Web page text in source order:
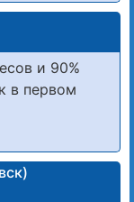
и 90%
в первом